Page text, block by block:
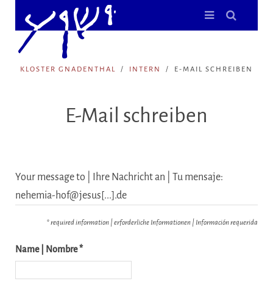
KLOSTER GNADENTHAL INTERN E-MAIL SCHREIBEN
E-Mail schreiben
Your message to | Ihre Nachricht an | Tu mensaje:
nehemia-hof@jesus[...].de
* required information | erforderliche Informationen | Información requerida
Name | Nombre *